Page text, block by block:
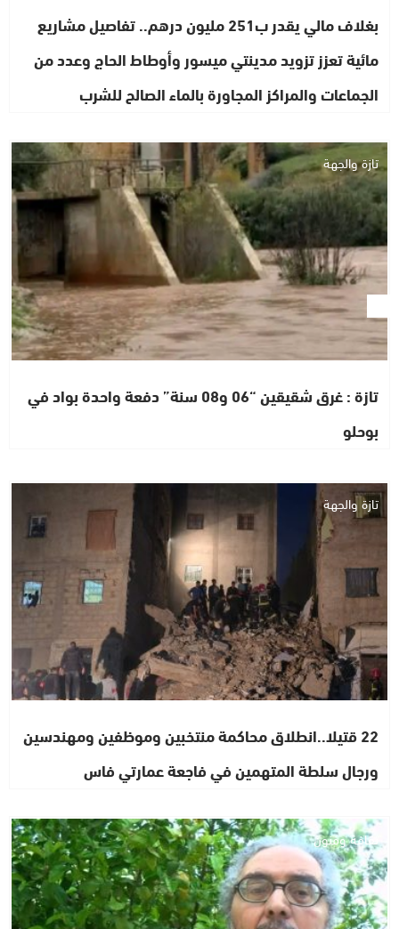
بغلاف مالي يقدر ب251 مليون درهم.. تفاصيل مشاريع
مائية تعزز تزويد مدينتي ميسور وأوطاط الحاج وعدد من
الجماعات والمراكز المجاورة بالماء الصالح للشرب
تازة والجهة
تازة : غرق شقيقين “06 و08 سنة” دفعة واحدة بواد في
بوحلو
تازة والجهة
22 قتيلا..انطلاق محاكمة منتخبين وموظفين ومهندسين
ورجال سلطة المتهمين في فاجعة عمارتي فاس
ثقافة وفنون